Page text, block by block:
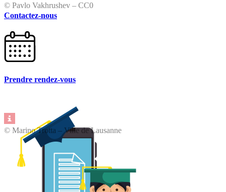
© Pavlo Vakhrushev – CC0
© Marino Trotta – Ville de Lausanne
Contactez-nous
Prendre rendez-vous